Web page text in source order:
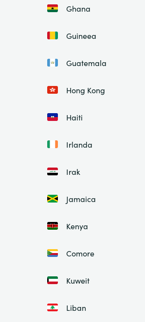
Ghana
Guineea
Guatemala
Hong Kong
Haiti
Irlanda
Irak
Jamaica
Kenya
Comore
Kuweit
Liban